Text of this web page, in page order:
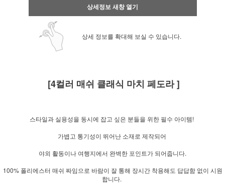
상세정보 새창 열기
상세 정보를 확대해 보실 수 있습니다.
[4컬러 매쉬 클래식 마치 페도라 ]
스타일과 실용성을 동시에 잡고 싶은 분들을 위한 필수 아이템!
가볍고 통기성이 뛰어난 소재로 제작되어
야외 활동이나 여행지에서 완벽한 포인트가 되어줍니다.
100% 폴리에스터 매쉬 짜임으로 바람이 잘 통해 장시간 착용해도 답답함 없이 시원
합니다.